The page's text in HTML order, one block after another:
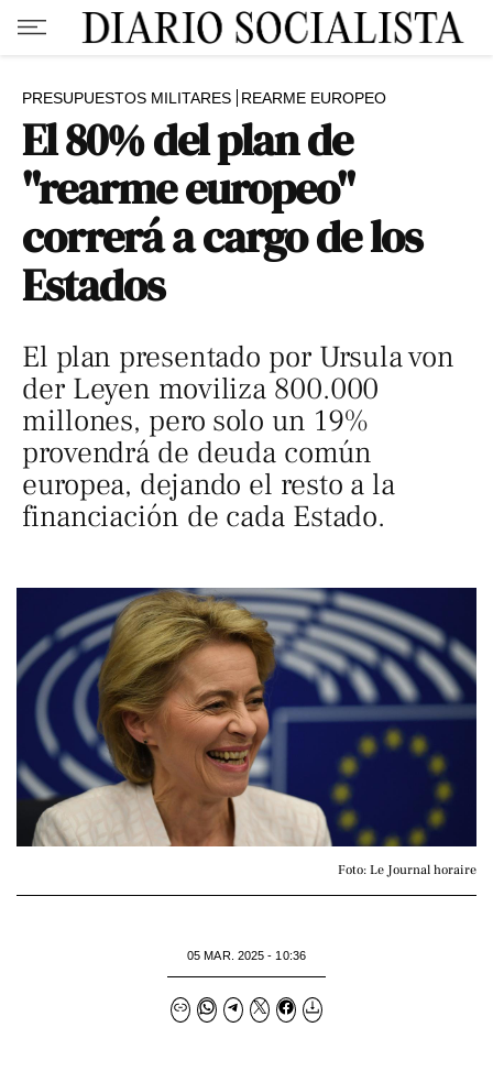
PRESUPUESTOS MILITARES REARME EUROPEO
El 80% del plan de
"rearme europeo"
correrá a cargo de los
Estados
El plan presentado por Ursula von
der Leyen moviliza 800.000
millones, pero solo un 19%
provendrá de deuda común
europea, dejando el resto a la
financiación de cada Estado.
Foto: Le Journal horaire
05 MAR. 2025 - 10:36